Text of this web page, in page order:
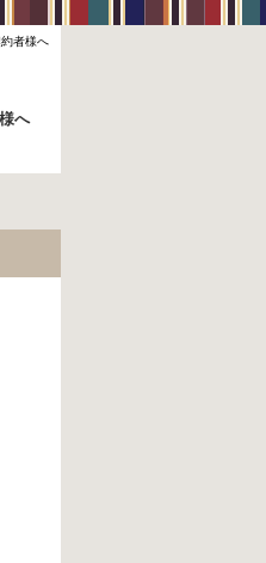
者様へ
へ